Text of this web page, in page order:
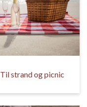
Til strand og picnic